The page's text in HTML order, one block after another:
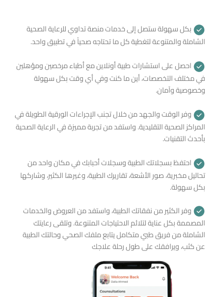
بكل سهولة ستصل إلى خدمات منصة تداوي للرعاية الصحية
الشاملة والمتنوعة لتغطية كل ما تحتاجه صحياً في تطبيق واحد.
احصل على استشارات طبية أونلاين مع أطباء مرخصين ومؤهلين
في مختلف التخصصات، أين ما كنت وفي أي وقت بكل سهولة
وخصوصية وآمان.
وفر الوقت والجهد من خلال تجنب الإجراءات الورقية الطويلة في
المراكز الصحية التقليدية. واستفد من تجربة مميزة في الرعاية الصحية
بأحدث التقنيات.
احتفظ بسجلاتك الطبية وسجلات أحبابك في مكان واحد من
تحاليل مخبرية، صور الأشعة، تقاريرك الطبية، وغيرها الكثير، وشاركها
بكل سهولة.
وفر الكثير من نفقاتك الطبية، واستفد من العروض والخدمات
المصممة بكل عناية لتلائم الاحتياجات المتنوعة. وتلقى رعايتك
الشاملة من فريق طبي متكامل يتابع ملفك الصحي وحالتك الطبية
عن كثب، ويرافقك على طول رحلة علاجك